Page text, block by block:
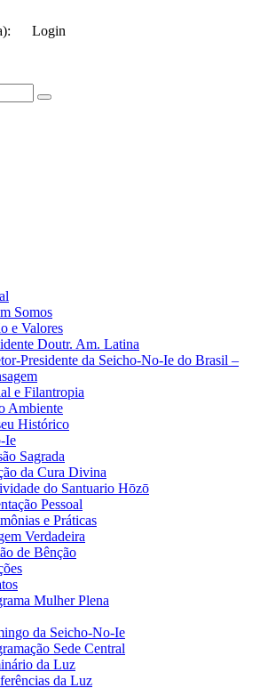
Login
Somos
e Valores
Doutr. Am. Latina
Presidente da Seicho-No-Ie do Brasil –
e Filantropia
Ambiente
Histórico
Ie
Sagrada
da Cura Divina
do Santuario Hōzō
Pessoal
e Práticas
Verdadeira
de Bênção
Mulher Plena
da Seicho-No-Ie
Sede Central
da Luz
da Luz